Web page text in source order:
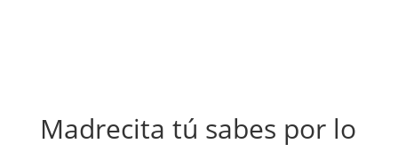
Madrecita tú sabes por lo